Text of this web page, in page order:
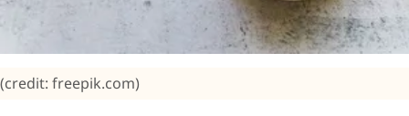
(credit: freepik.com)